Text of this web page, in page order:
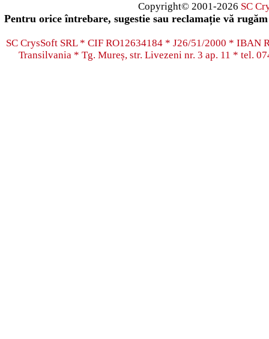
Copyright© 2001-2026 SC
Pentru orice întrebare, sugestie sau reclamație vă
SC CrysSoft SRL * CIF RO12634184 * J26/51/2000 * IBAN
Transilvania * Tg. Mureș, str. Livezeni nr. 3 ap. 11 * tel.